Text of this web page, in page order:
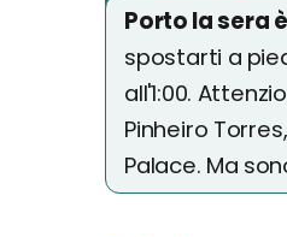
Porto la sera
spostarti a
all'1:00.
Pinheiro
Palace. Ma